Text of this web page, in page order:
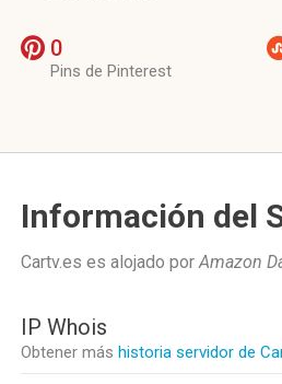
0
Pins de Pinterest
Información del
Cartv.es es alojado porAmazon
IP Whois
Obtener más historia servidor de